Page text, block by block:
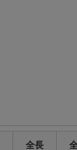
全長